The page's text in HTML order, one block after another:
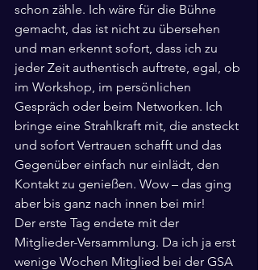
schon zähle. Ich wäre für die Bühne
gemacht, das ist nicht zu übersehen
und man erkennt sofort, dass ich zu
jeder Zeit authentisch auftrete, egal, ob
im Workshop, im persönlichen
Gespräch oder beim Networken. Ich
bringe eine Strahlkraft mit, die ansteckt
und sofort Vertrauen schafft und das
Gegenüber einfach nur einlädt, den
Kontakt zu genießen. Wow – das ging
aber bis ganz nach innen bei mir!
Der erste Tag endete mit der
Mitglieder-Versammlung. Da ich ja erst
wenige Wochen Mitglied bei der GSA